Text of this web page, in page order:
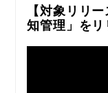
【対象リリ
知管理」を